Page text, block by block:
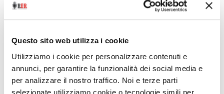
Questo sito web utilizza i cookie
Utilizziamo i cookie per personalizzare contenuti e
annunci, per garantire la funzionalità dei social media e
per analizzare il nostro traffico. Noi e terze parti
selezionate utilizziamo cookie o tecnologie simili per